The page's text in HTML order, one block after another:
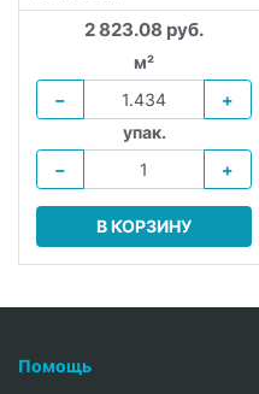
2 823.08 руб.
м²
−
+
упак.
−
+
В КОРЗИНУ
Помощь